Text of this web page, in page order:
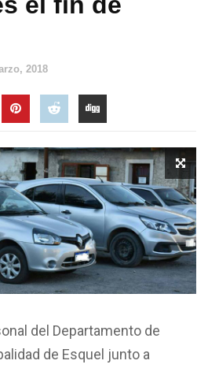
2018
del Departamento de
de Esquel junto a